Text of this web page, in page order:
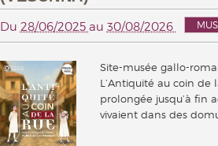
Du 28/06/2025 au 30/08/2026
Site-musée gallo-
L’Antiquité au coin de
prolongée jusqu’à fin
vivaient dans des